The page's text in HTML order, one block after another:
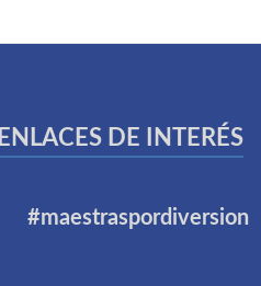
ENLACES DE INTERÉS
#maestraspordiversion